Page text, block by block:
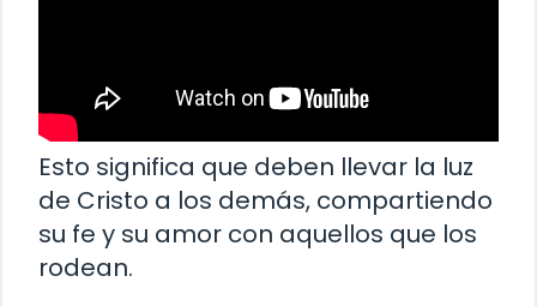
Esto significa que deben llevar la luz
de Cristo a los demás, compartiendo
su fe y su amor con aquellos que los
rodean.